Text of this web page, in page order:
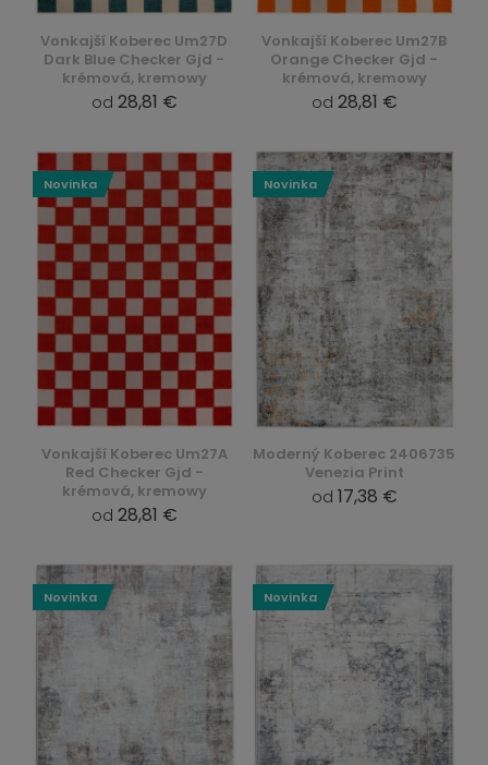
Vonkajší Koberec Um27D
Dark Blue Checker Gjd -
krémová, kremowy
od 28,81 €
Vonkajší Koberec Um27B
Orange Checker Gjd -
krémová, kremowy
od 28,81 €
Vonkajší Koberec Um27A
Red Checker Gjd -
krémová, kremowy
od 28,81 €
Novinka
Moderný Koberec 2406735
Venezia Print
od 17,38 €
Novinka
Novinka Novinka